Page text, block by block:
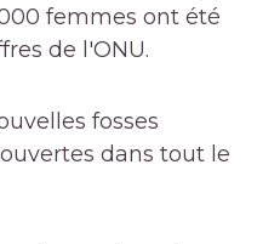
femmes ont été
de l'ONU.
fosses
dans tout le